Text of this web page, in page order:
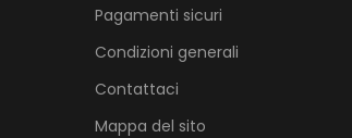
Pagamenti sicuri
Condizioni generali
Contattaci
Mappa del sito